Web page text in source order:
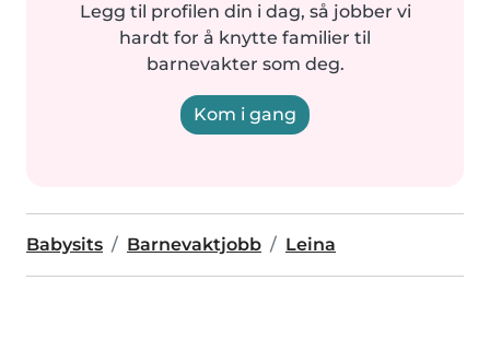
Legg til profilen din i dag, så jobber vi
hardt for å knytte familier til
barnevakter som deg.
Kom i gang
Babysits Barnevaktjobb Leina